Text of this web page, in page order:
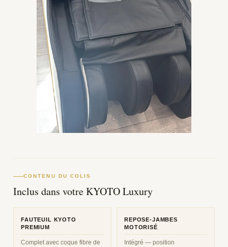
CONTENU DU COLIS
Inclus dans votre KYOTO Luxury
FAUTEUIL KYOTO
PREMIUM
Complet avec coque fibre de
REPOSE-JAMBES
MOTORISÉ
Intégré — position